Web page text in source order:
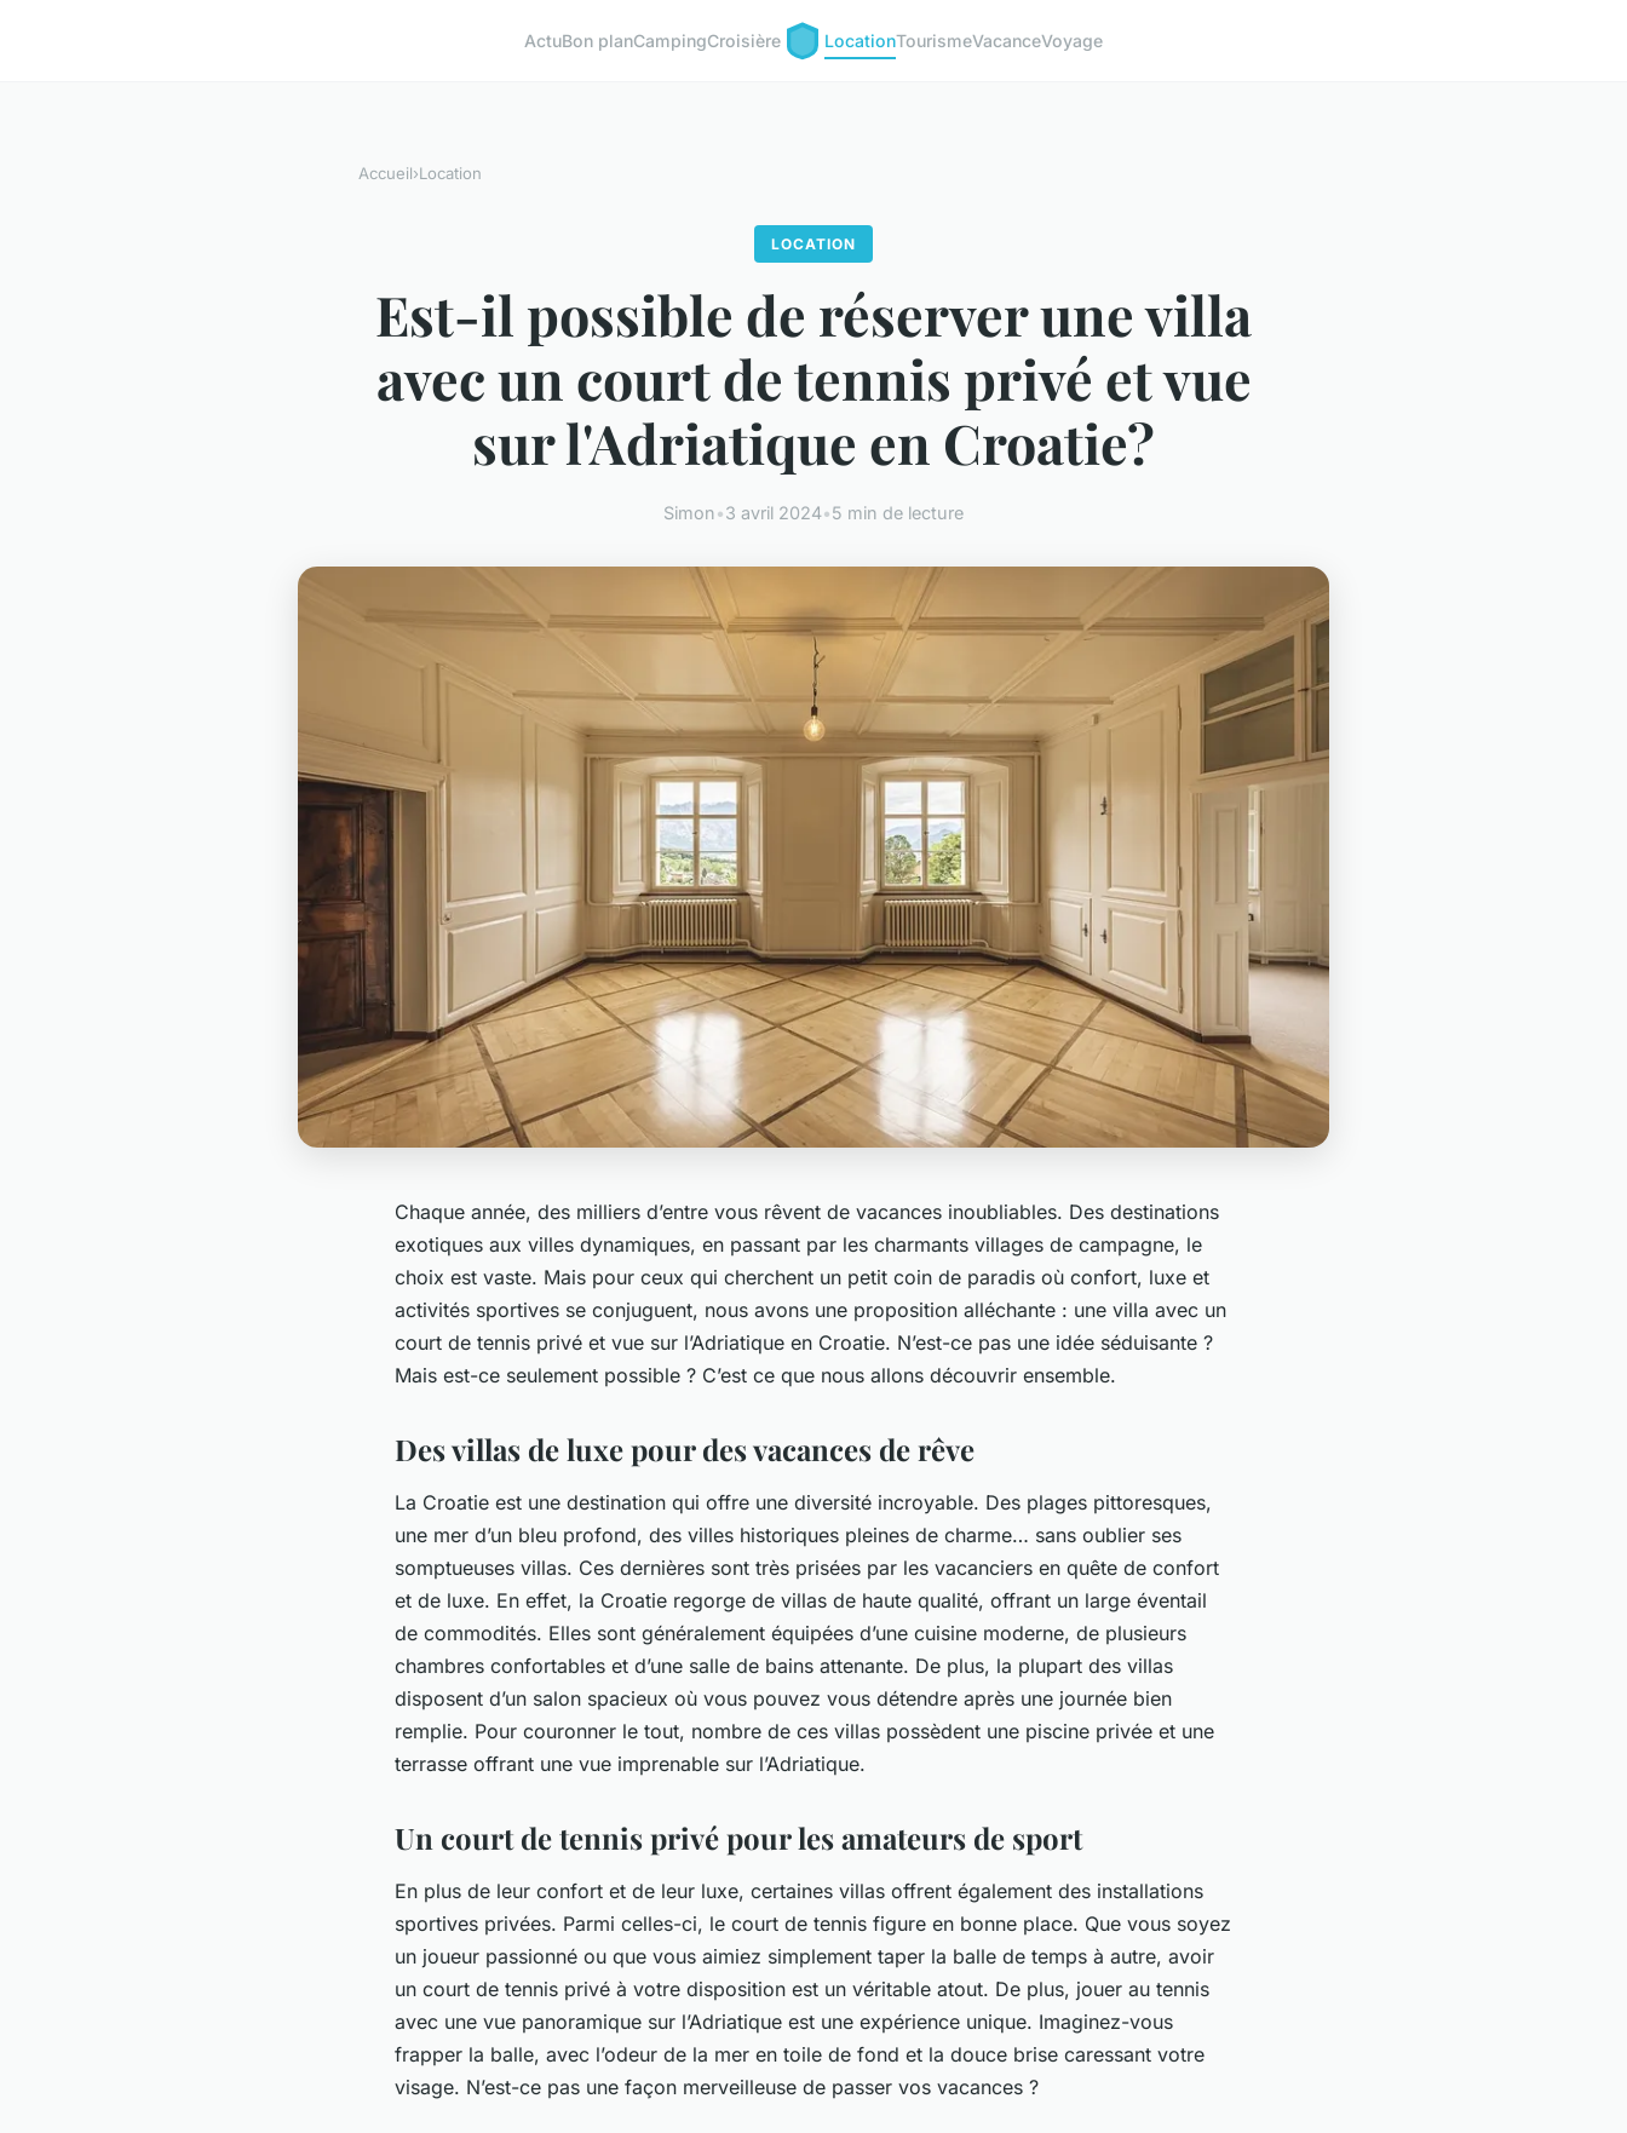
ActuBon planCampingCroisière LocationTourismeVacanceVoyage
Accueil›Location
LOCATION
Est-il possible de réserver une villa
avec un court de tennis privé et vue
sur l'Adriatique en Croatie?
Simon•3 avril 2024•5 min de lecture
Chaque année, des milliers d’entre vous rêvent de vacances inoubliables. Des destinations
exotiques aux villes dynamiques, en passant par les charmants villages de campagne, le
choix est vaste. Mais pour ceux qui cherchent un petit coin de paradis où confort, luxe et
activités sportives se conjuguent, nous avons une proposition alléchante : une villa avec un
court de tennis privé et vue sur l’Adriatique en Croatie. N’est-ce pas une idée séduisante ?
Mais est-ce seulement possible ? C’est ce que nous allons découvrir ensemble.
Des villas de luxe pour des vacances de rêve
La Croatie est une destination qui offre une diversité incroyable. Des plages pittoresques,
une mer d’un bleu profond, des villes historiques pleines de charme… sans oublier ses
somptueuses villas. Ces dernières sont très prisées par les vacanciers en quête de confort
et de luxe. En effet, la Croatie regorge de villas de haute qualité, offrant un large éventail
de commodités. Elles sont généralement équipées d’une cuisine moderne, de plusieurs
chambres confortables et d’une salle de bains attenante. De plus, la plupart des villas
disposent d’un salon spacieux où vous pouvez vous détendre après une journée bien
remplie. Pour couronner le tout, nombre de ces villas possèdent une piscine privée et une
terrasse offrant une vue imprenable sur l’Adriatique.
Un court de tennis privé pour les amateurs de sport
En plus de leur confort et de leur luxe, certaines villas offrent également des installations
sportives privées. Parmi celles-ci, le court de tennis figure en bonne place. Que vous soyez
un joueur passionné ou que vous aimiez simplement taper la balle de temps à autre, avoir
un court de tennis privé à votre disposition est un véritable atout. De plus, jouer au tennis
avec une vue panoramique sur l’Adriatique est une expérience unique. Imaginez-vous
frapper la balle, avec l’odeur de la mer en toile de fond et la douce brise caressant votre
visage. N’est-ce pas une façon merveilleuse de passer vos vacances ?